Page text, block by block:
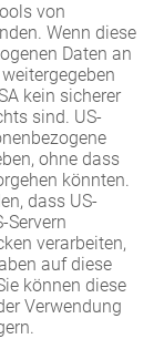
von
Wenn diese
Daten an
kein sicherer
sind. US-
ohne dass
könnten.
dass US-
Servern
verarbeiten,
auf diese
können diese
Verwendung